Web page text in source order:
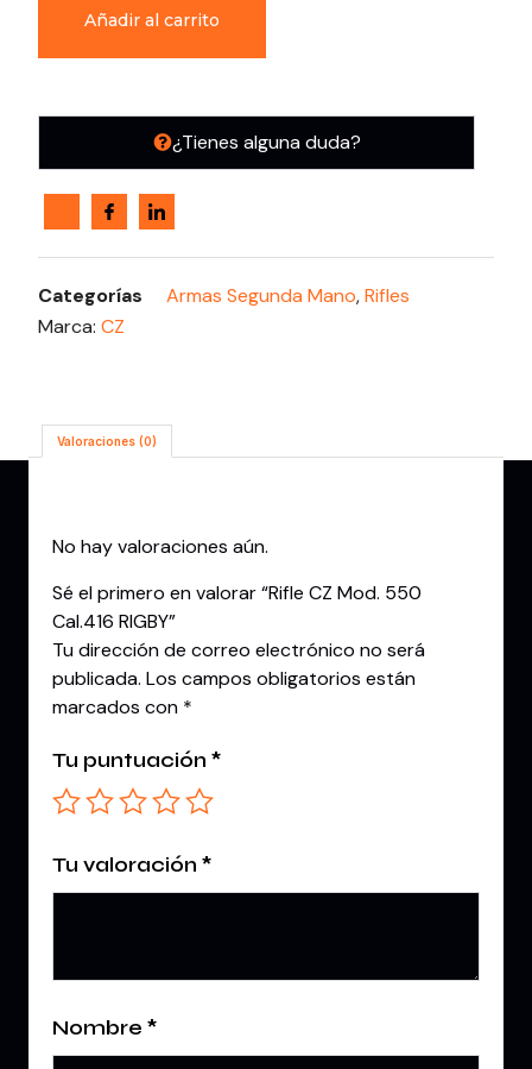
Añadir al carrito
¿Tienes alguna duda?
Categorías Armas Segunda Mano,Rifles
Marca: CZ
Valoraciones (0)
No hay valoraciones aún.
Sé el primero en valorar “Rifle CZ Mod. 550
Cal.416 RIGBY”
Tu dirección de correo electrónico no será
publicada. Los campos obligatorios están
marcados con *
Tu puntuación *
Tu valoración *
Nombre *